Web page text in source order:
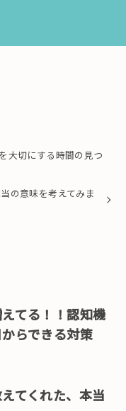
大切にする時間の見つ
の意味を考えてみま
てる！！認知機
らできる対策
てくれた、本当